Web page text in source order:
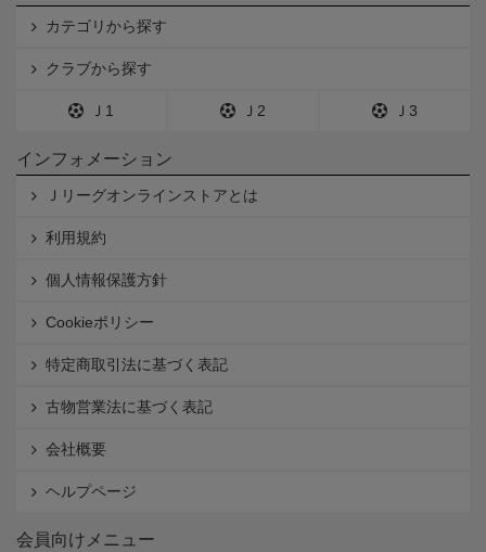
カテゴリから探す
クラブから探す
Ｊ1 Ｊ2 Ｊ3
インフォメーション
Ｊリーグオンラインストアとは
利用規約
個人情報保護方針
Cookieポリシー
特定商取引法に基づく表記
古物営業法に基づく表記
会社概要
ヘルプページ
会員向けメニュー